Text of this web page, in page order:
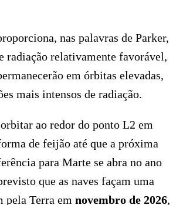
nas palavras de Parker,
radiação relativamente favorável,
em órbitas elevadas,
mais intensos de radiação.
ao redor do ponto L2 em
de feijão até que a próxima
para Marte se abra no ano
que as naves façam uma
pela Terra em novembro de 2026,